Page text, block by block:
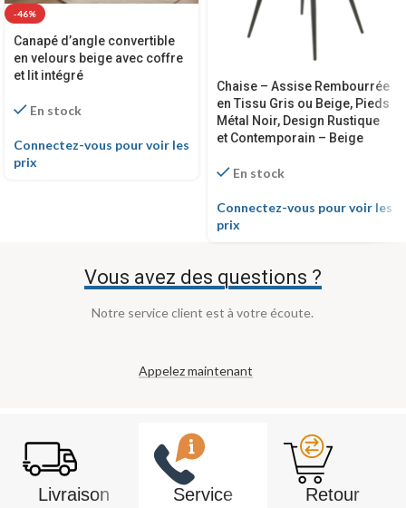
-46%
Canapé d’angle convertible
en velours beige avec coffre
et lit intégré
En stock
Connectez-vous pour voir les
prix
Chaise – Assise Rembourrée
en Tissu Gris ou Beige, Pieds
Métal Noir, Design Rustique
et Contemporain – Beige
En stock
Connectez-vous pour voir les
prix
Vous avez des questions ?
Notre service client est à votre écoute.
Appelez maintenant
Livraison
Service
Retour